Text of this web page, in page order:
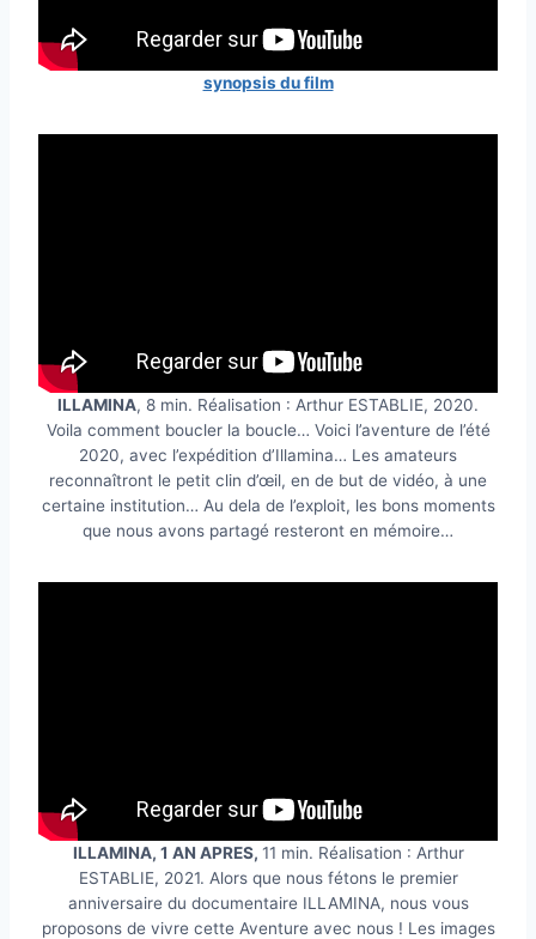
synopsis du film
ILLAMINA, 8 min. Réalisation : Arthur ESTABLIE, 2020.
Voila comment boucler la boucle… Voici l’aventure de l’été
2020, avec l’expédition d’Illamina… Les amateurs
reconnaîtront le petit clin d’œil, en de but de vidéo, à une
certaine institution… Au dela de l’exploit, les bons moments
que nous avons partagé resteront en mémoire…
ILLAMINA, 1 AN APRES, 11 min. Réalisation : Arthur
ESTABLIE, 2021. Alors que nous fétons le premier
anniversaire du documentaire ILLAMINA, nous vous
proposons de vivre cette Aventure avec nous ! Les images